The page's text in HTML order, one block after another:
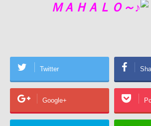
ＭＡＨＡＬＯ～♪
Twitter
Google+